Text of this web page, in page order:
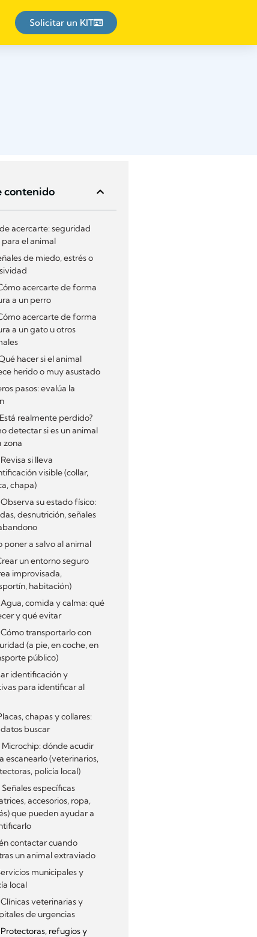
Solicitar un KIT
contenido
acercarte: seguridad
el animal
de miedo, estrés o
acercarte de forma
a un perro
acercarte de forma
a un gato u otros
hacer si el animal
herido o muy asustado
pasos: evalúa la
realmente perdido?
detectar si es un animal
zona
si lleva
visible (collar,
chapa)
Observa su estado físico:
desnutrición, señales
poner a salvo al animal
un entorno seguro
improvisada,
habitación)
Agua, comida y calma: qué
y qué evitar
Cómo transportarlo con
(a pie, en coche, en
público)
identificación y
para identificar al
chapas y collares:
buscar
Microchip: dónde acudir
escanearlo (veterinarios,
policía local)
Señales específicas
accesorios, ropa,
que pueden ayudar a
contactar cuando
un animal extraviado
municipales y
local
veterinarias y
de urgencias
Protectoras, refugios y